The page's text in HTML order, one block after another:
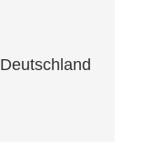
Deutschland